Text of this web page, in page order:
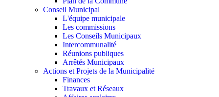
Conseil Municipal
L'équipe municipale
Les commissions
Les Conseils Municipaux
Intercommunalité
Réunions publiques
Arrêtés Municipaux
Actions et Projets de la Municipalité
Finances
Travaux et Réseaux